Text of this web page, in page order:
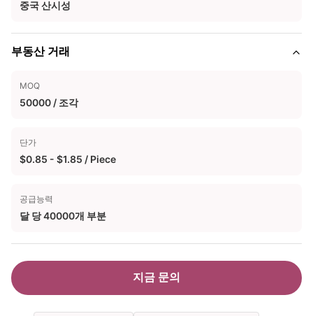
중국 산시성
부동산 거래
MOQ
50000 / 조각
단가
$0.85 - $1.85 / Piece
공급능력
달 당 40000개 부분
지금 문의